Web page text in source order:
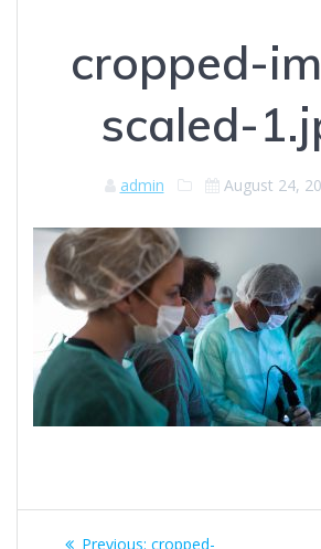
cropped-
scaled-
admin August 24,
PostPrevious: Previous
cropped-